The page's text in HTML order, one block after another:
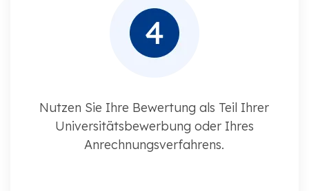
Nutzen Sie Ihre Bewertung als Teil Ihrer
Universitätsbewerbung oder Ihres
Anrechnungsverfahrens.